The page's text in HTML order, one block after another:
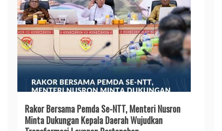
Rakor Bersama Pemda Se-NTT, Menteri Nusron
Minta Dukungan Kepala Daerah Wujudkan